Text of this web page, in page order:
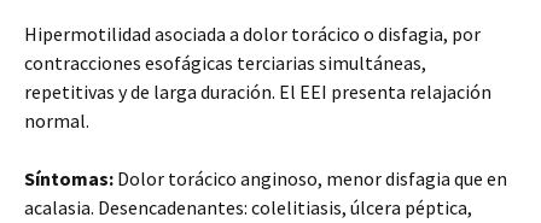
Hipermotilidad asociada a dolor torácico o disfagia, por
contracciones esofágicas terciarias simultáneas,
repetitivas y de larga duración. El EEI presenta relajación
normal.
Síntomas: Dolor torácico anginoso, menor disfagia que en
acalasia. Desencadenantes: colelitiasis, úlcera péptica,